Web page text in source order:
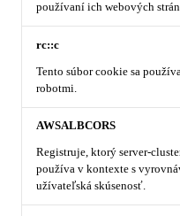
používaní ich webových
rc::c
Tento súbor cookie sa
robotmi.
AWSALBCORS
Registruje, ktorý server-
používa v kontexte s
užívateľská skúsenosť.